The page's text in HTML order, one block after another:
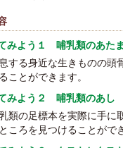
みよう１ 哺乳類のあたま
する身近な生きものの頭
ことができます。
みよう２ 哺乳類のあし
類の足標本を実際に手に
ころを見つけることがで